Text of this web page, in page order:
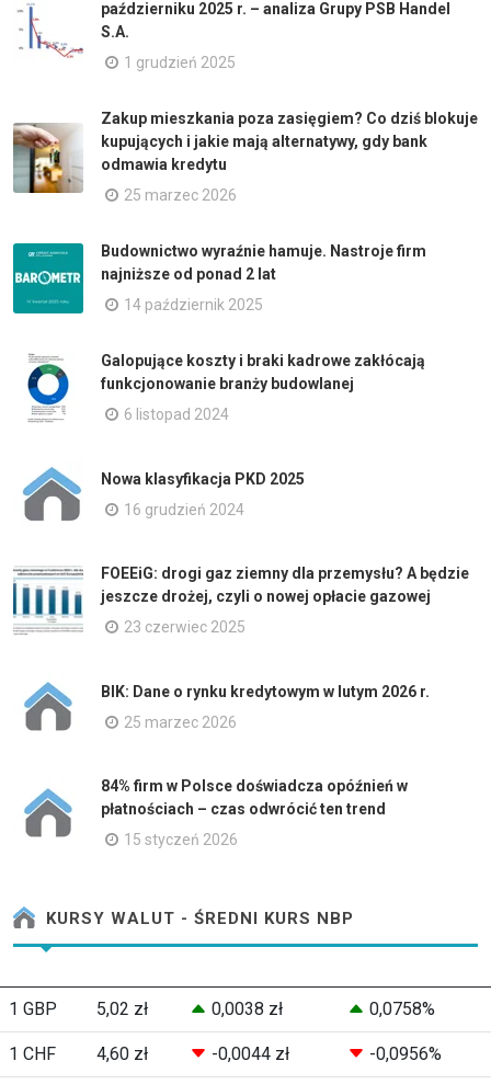
październiku 2025 r. – analiza Grupy PSB Handel
S.A.
1 grudzień 2025
Zakup mieszkania poza zasięgiem? Co dziś blokuje
kupujących i jakie mają alternatywy, gdy bank
odmawia kredytu
25 marzec 2026
Budownictwo wyraźnie hamuje. Nastroje firm
najniższe od ponad 2 lat
14 październik 2025
Galopujące koszty i braki kadrowe zakłócają
funkcjonowanie branży budowlanej
6 listopad 2024
Nowa klasyfikacja PKD 2025
16 grudzień 2024
FOEEiG: drogi gaz ziemny dla przemysłu? A będzie
jeszcze drożej, czyli o nowej opłacie gazowej
23 czerwiec 2025
BIK: Dane o rynku kredytowym w lutym 2026 r.
25 marzec 2026
84% firm w Polsce doświadcza opóźnień w
płatnościach – czas odwrócić ten trend
15 styczeń 2026
KURSY WALUT - ŚREDNI KURS NBP
1 GBP 5,02 zł 0,0038 zł 0,0758%
1 CHF 4,60 zł -0,0044 zł -0,0956%